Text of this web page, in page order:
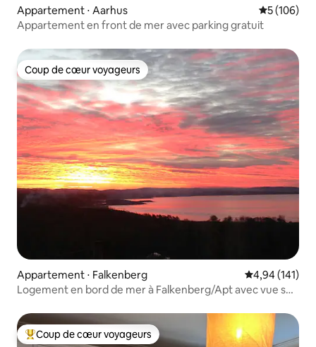
Appartement ⋅ Aarhus Évaluation
5 (106)
Appartement en front de mer avec parking gratuit
Coup de cœur voyageurs
Coup de cœur voyageurs
Appartement ⋅ Falkenberg Évaluation
4,94 (141)
Logement en bord de mer à Falkenberg/Apt avec vue sur
Coups de cœur voyageurs les plus appréciés
Coup de cœur voyageurs